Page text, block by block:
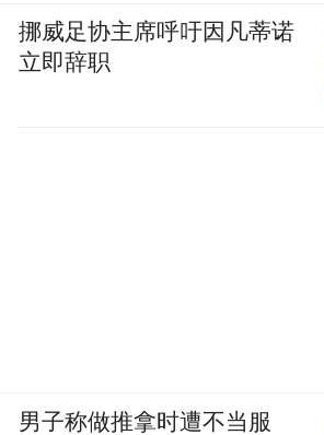
挪威足协主席呼吁因凡蒂诺
立即辞职
男子称做推拿时遭不当服